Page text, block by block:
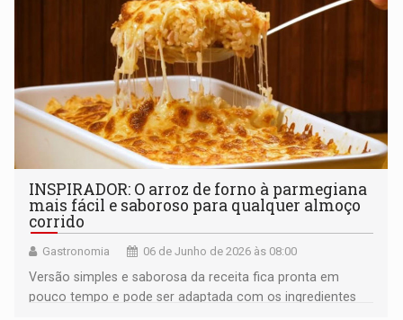
INSPIRADOR: O arroz de forno à parmegiana
mais fácil e saboroso para qualquer almoço
corrido
Gastronomia 06 de Junho de 2026 às 08:00
Versão simples e saborosa da receita fica pronta em
pouco tempo e pode ser adaptada com os ingredientes